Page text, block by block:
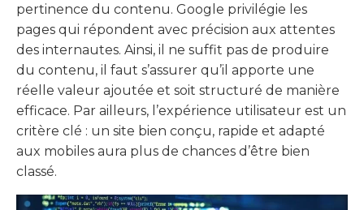
pertinence du contenu. Google privilégie les
pages qui répondent avec précision aux attentes
des internautes. Ainsi, il ne suffit pas de produire
du contenu, il faut s’assurer qu’il apporte une
réelle valeur ajoutée et soit structuré de manière
efficace. Par ailleurs, l’expérience utilisateur est un
critère clé : un site bien conçu, rapide et adapté
aux mobiles aura plus de chances d’être bien
classé.